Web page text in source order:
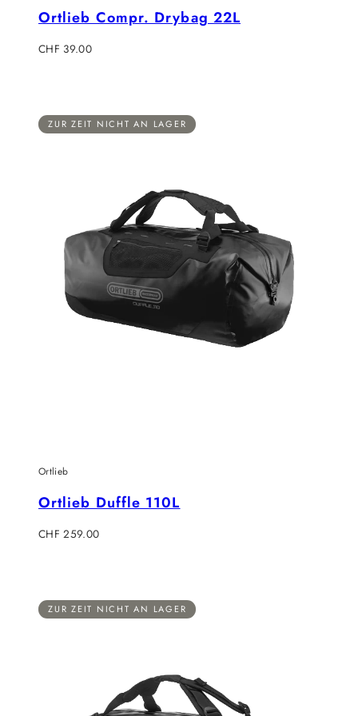
Ortlieb Compr. Drybag 22L
Regulärer
CHF 39.00
ZUR ZEIT NICHT AN LAGER
Ortlieb
Ortlieb Duffle 110L
Regulärer
CHF 259.00
ZUR ZEIT NICHT AN LAGER